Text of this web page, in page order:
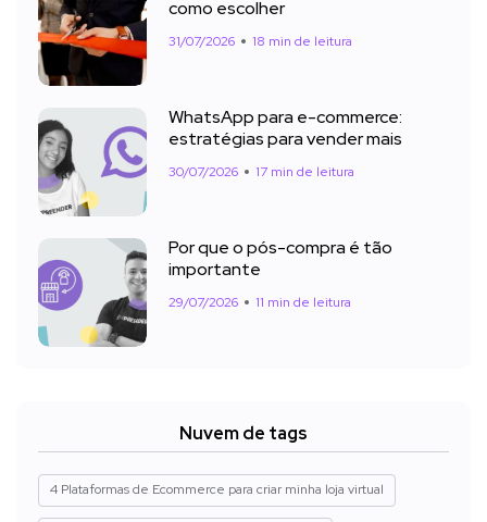
como escolher
31/07/2026 18 min de leitura
WhatsApp para e-commerce:
estratégias para vender mais
30/07/2026 17 min de leitura
Por que o pós-compra é tão
importante
29/07/2026 11 min de leitura
Nuvem de tags
4 Plataformas de Ecommerce para criar minha loja virtual